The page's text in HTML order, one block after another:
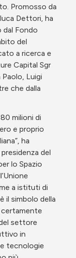
Promosso da
Dettori, ha
dal Fondo
del
a ricerca e
Capital Sgr
Paolo, Luigi
che dalla
milioni di
e proprio
ha
del
lo Spazio
a istituti di
il simbolo della
certamente
settore
in
tecnologie